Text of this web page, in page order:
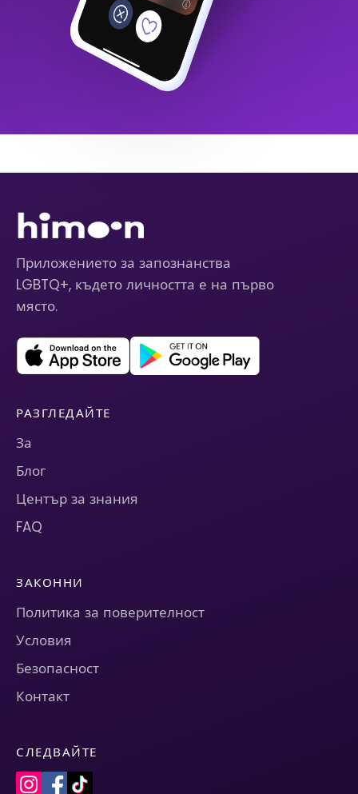
Приложението за запознанства
LGBTQ+, където личността е на първо
място.
РАЗГЛЕДАЙТЕ
За
Блог
Център за знания
FAQ
ЗАКОННИ
Политика за поверителност
Условия
Безопасност
Контакт
СЛЕДВАЙТЕ